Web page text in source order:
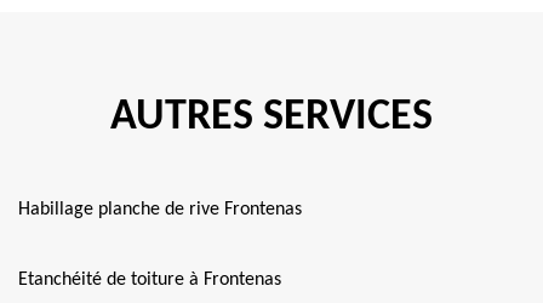
AUTRES SERVICES
Habillage planche de rive Frontenas
Etanchéité de toiture à Frontenas